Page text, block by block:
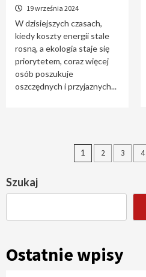
19 września 2024
W dzisiejszych czasach,
kiedy koszty energii stale
rosną, a ekologia staje się
priorytetem, coraz więcej
osób poszukuje
oszczędnych i przyjaznych...
1 2 3 4
Szukaj
Ostatnie wpisy